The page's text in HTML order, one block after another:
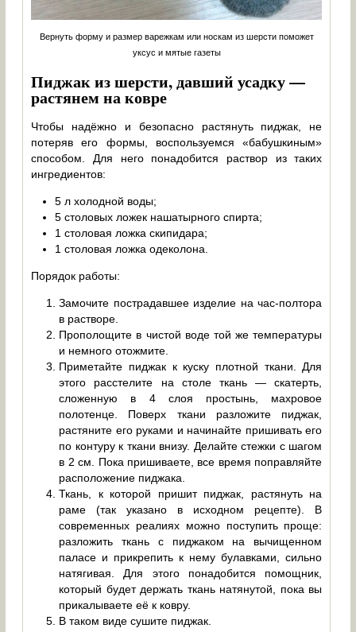
Вернуть форму и размер варежкам или носкам из шерсти поможет
уксус и мятые газеты
Пиджак из шерсти, давший усадку —
растянем на ковре
Чтобы надёжно и безопасно растянуть пиджак, не
потеряв его формы, воспользуемся «бабушкиным»
способом. Для него понадобится раствор из таких
ингредиентов:
5 л холодной воды;
5 столовых ложек нашатырного спирта;
1 столовая ложка скипидара;
1 столовая ложка одеколона.
Порядок работы:
Замочите пострадавшее изделие на час-полтора
в растворе.
Прополощите в чистой воде той же температуры
и немного отожмите.
Приметайте пиджак к куску плотной ткани. Для
этого расстелите на столе ткань — скатерть,
сложенную в 4 слоя простынь, махровое
полотенце. Поверх ткани разложите пиджак,
растяните его руками и начинайте пришивать его
по контуру к ткани внизу. Делайте стежки с шагом
в 2 см. Пока пришиваете, все время поправляйте
расположение пиджака.
Ткань, к которой пришит пиджак, растянуть на
раме (так указано в исходном рецепте). В
современных реалиях можно поступить проще:
разложить ткань с пиджаком на вычищенном
паласе и прикрепить к нему булавками, сильно
натягивая. Для этого понадобится помощник,
который будет держать ткань натянутой, пока вы
прикалываете её к ковру.
В таком виде сушите пиджак.